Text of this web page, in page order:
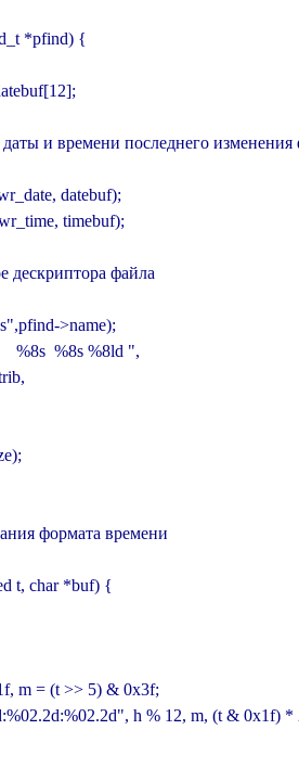
*pfind) {
и времени последнего изменения
datebuf);
timebuf);
файла
>name);
%8s  %8s %8ld ",
формата времени
t, char *buf) {
m = (t >> 5) & 0x3f;
h % 12, m, (t & 0x1f) *